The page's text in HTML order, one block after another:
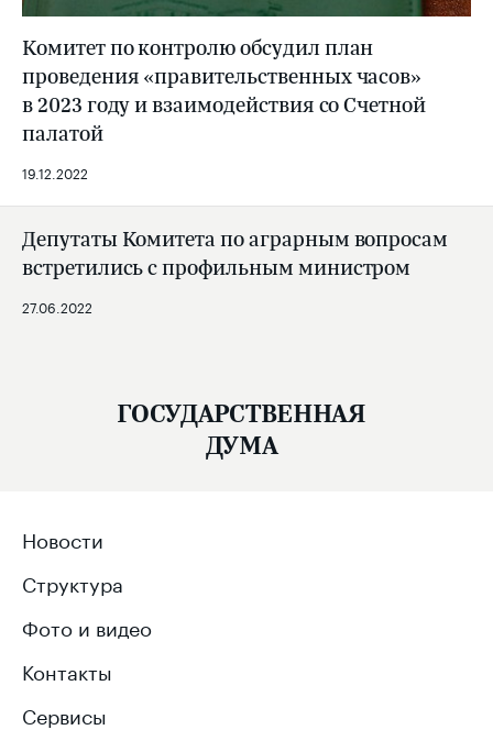
19.12.2022
Комитет по контролю обсудил план
проведения «правительственных часов»
в 2023 году и взаимодействия со Счетной
палатой
27.06.2022
Депутаты Комитета по аграрным вопросам
встретились с профильным министром
ГОСУДАРСТВЕННАЯ
ДУМА
Новости
Структура
Фото и видео
Контакты
Сервисы